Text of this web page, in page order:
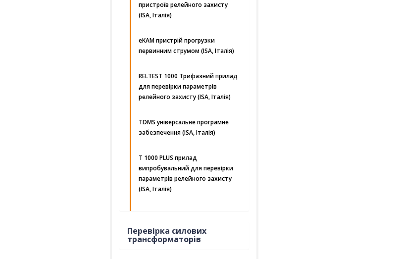
пристроїв релейного захисту
(ISA, Італія)
eKAM пристрій прогрузки
первинним струмом (ISA, Італія)
RELTEST 1000 Трифазний прилад
для перевірки параметрів
релейного захисту (ISA, Італія)
TDMS універсальне програмне
забезпечення (ISA, Італія)
Т 1000 PLUS прилад
випробувальний для перевірки
параметрів релейного захисту
(ISA, Італія)
Перевірка силових
трансформаторів